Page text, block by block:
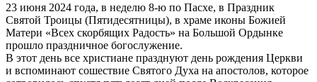
23 июня 2024 года, в неделю 8-ю по Пасхе, в Праздник
Святой Троицы (Пятидесятницы), в храме иконы Божией
Матери «Всех скорбящих Радость» на Большой Ордынке
прошло праздничное богослужение.
В этот день все христиане празднуют день рождения Церкви
и вспоминают сошествие Святого Духа на апостолов, которое